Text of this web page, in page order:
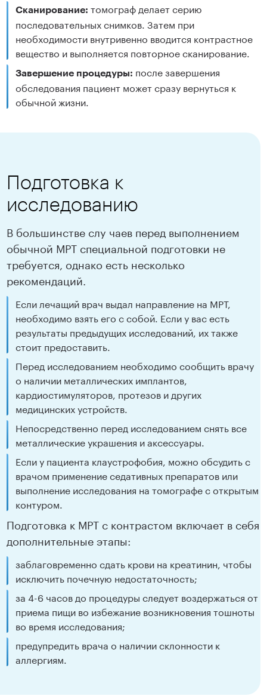
Сканирование:томограф делает серию
последовательных снимков. Затем при
необходимости внутривенно вводится контрастное
вещество и выполняется повторное сканирование.
Завершение процедуры: после завершения
обследования пациент может сразу вернуться к
обычной жизни.
Подготовка к
исследованию
В большинстве слу чаев перед выполнением
обычной МРТ специальной подготовки не
требуется, однако есть несколько
рекомендаций.
Если лечащий врач выдал направление на МРТ,
необходимо взять его с собой. Если у вас есть
результаты предыдущих исследований, их также
стоит предоставить.
Перед исследованием необходимо сообщить врачу
о наличии металлических имплантов,
кардиостимуляторов, протезов и других
медицинских устройств.
Непосредственно перед исследованием снять все
металлические украшения и аксессуары.
Если у пациента клаустрофобия, можно обсудить с
врачом применение седативных препаратов или
выполнение исследования на томографе с открытым
контуром.
Подготовка к МРТ с контрастом включает в себя
дополнительные этапы:
заблаговременно сдать крови на креатинин, чтобы
исключить почечную недостаточность;
за 4-6 часов до процедуры следует воздержаться от
приема пищи во избежание возникновения тошноты
во время исследования;
предупредить врача о наличии склонности к
аллергиям.